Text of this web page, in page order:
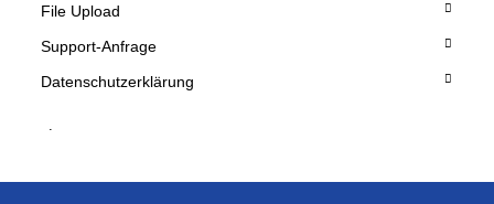
File Upload
Support-Anfrage
Datenschutzerklärung